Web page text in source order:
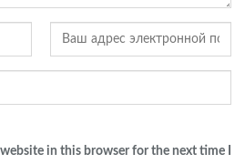
in this browser for the next time I